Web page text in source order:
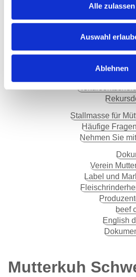
Alle zulassen
Auswahl
Ablehnen
beef
Tipps zur
Kontrolle und
Stallmasse für
Häufige
Nehmen Sie
Verein
Label und
beef
English
Mutterkuh